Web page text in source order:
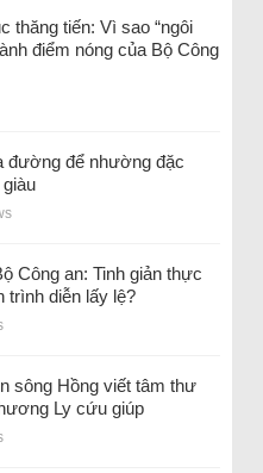
thăng tiến: Vì sao “ngôi
điểm nóng của Bộ Công
đường để nhường đặc
Công an: Tinh giản thực
trình diễn lấy lệ?
sông Hồng viết tâm thư
Ly cứu giúp